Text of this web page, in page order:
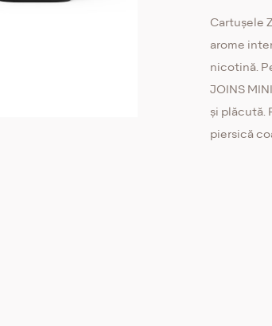
Cartușele
arome
nicotină.
JOINS
și plăcută.
piersică